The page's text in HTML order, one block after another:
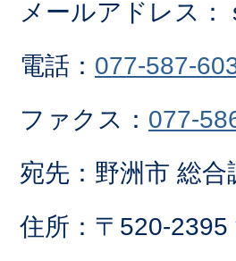
メールアドレス：
電話： 077-587-
ファクス： 077-
宛先：野洲市 総合
住所：〒520-